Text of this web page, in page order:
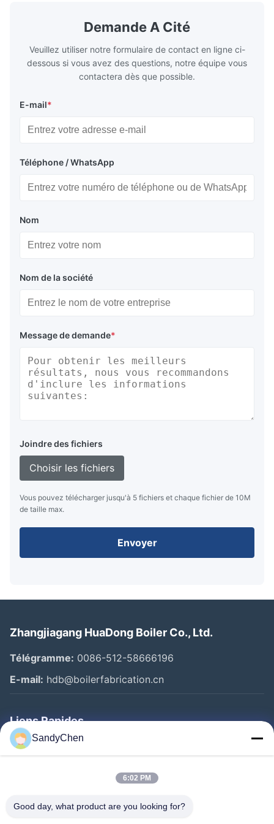
the basic component of boiler water
circulation loop.Because of both cooling
Demande A Cité
Veuillez utiliser notre formulaire de contact en ligne ci-
dessous si vous avez des questions, notre équipe vous
contactera dès que possible.
E-mail*
Téléphone / WhatsApp
Nom
Nom de la société
Message de demande*
Joindre des fichiers
Choisir les fichiers
Vous pouvez télécharger jusqu'à 5 fichiers et chaque fichier de 10M
de taille max.
Envoyer
Zhangjiagang HuaDong Boiler Co., Ltd.
Télégramme: 0086-512-58666196
E-mail: hdb@boilerfabrication.cn
Liens Rapides
Maison
Au Sujet De Nous
SandyChen
6:02 PM
Good day, what product are you looking for?